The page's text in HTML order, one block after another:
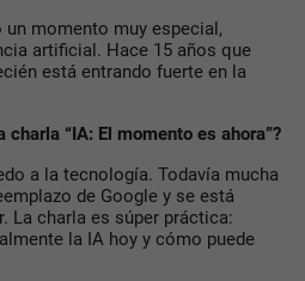
momento muy especial,
artificial. Hace 15 años que
está entrando fuerte en la
“IA: El momento es ahora”?
a la tecnología. Todavía mucha
de Google y se está
La charla es súper práctica:
la IA hoy y cómo puede